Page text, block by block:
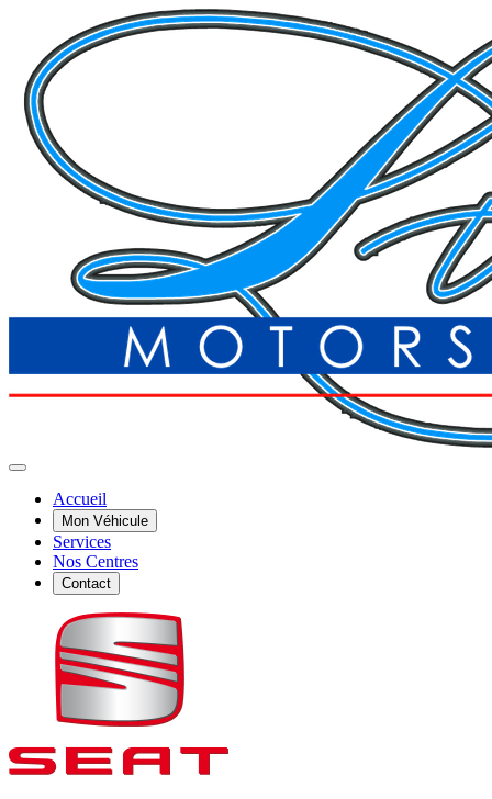
Accueil
Mon Véhicule
Services
Nos Centres
Contact